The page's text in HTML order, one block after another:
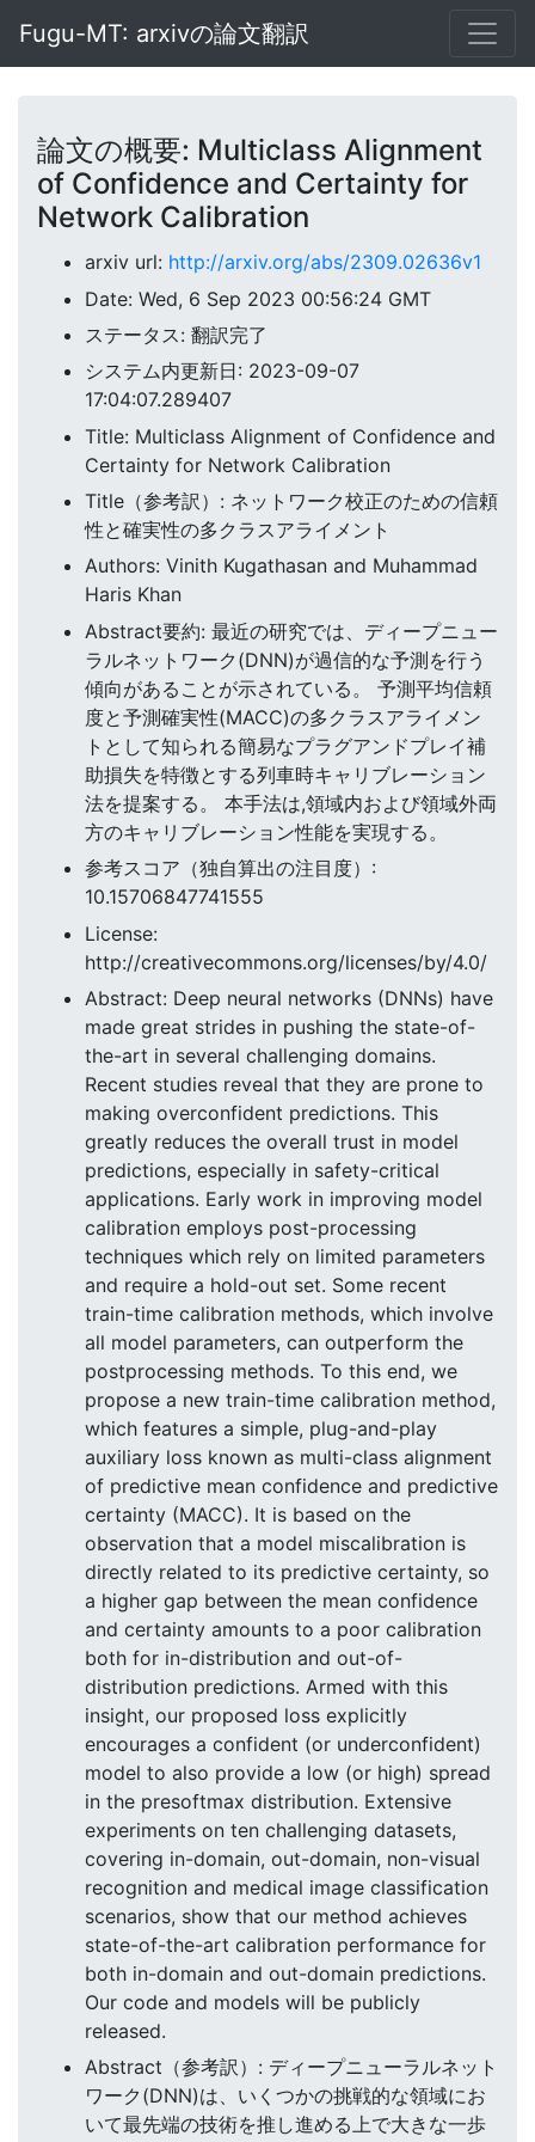
Fugu-MT: arxivの論文翻訳
論文の概要: Multiclass Alignment
of Confidence and Certainty for
Network Calibration
arxiv url: http://arxiv.org/abs/2309.02636v1
Date: Wed, 6 Sep 2023 00:56:24 GMT
ステータス: 翻訳完了
システム内更新日: 2023-09-07
17:04:07.289407
Title: Multiclass Alignment of Confidence and
Certainty for Network Calibration
Title（参考訳）: ネットワーク校正のための信頼
性と確実性の多クラスアライメント
Authors: Vinith Kugathasan and Muhammad
Haris Khan
Abstract要約: 最近の研究では、ディープニュー
ラルネットワーク(DNN)が過信的な予測を行う
傾向があることが示されている。 予測平均信頼
度と予測確実性(MACC)の多クラスアライメン
トとして知られる簡易なプラグアンドプレイ補
助損失を特徴とする列車時キャリブレーション
法を提案する。 本手法は,領域内および領域外両
方のキャリブレーション性能を実現する。
参考スコア（独自算出の注目度）:
10.15706847741555
License:
http://creativecommons.org/licenses/by/4.0/
Abstract: Deep neural networks (DNNs) have
made great strides in pushing the state-of-
the-art in several challenging domains.
Recent studies reveal that they are prone to
making overconfident predictions. This
greatly reduces the overall trust in model
predictions, especially in safety-critical
applications. Early work in improving model
calibration employs post-processing
techniques which rely on limited parameters
and require a hold-out set. Some recent
train-time calibration methods, which involve
all model parameters, can outperform the
postprocessing methods. To this end, we
propose a new train-time calibration method,
which features a simple, plug-and-play
auxiliary loss known as multi-class alignment
of predictive mean confidence and predictive
certainty (MACC). It is based on the
observation that a model miscalibration is
directly related to its predictive certainty, so
a higher gap between the mean confidence
and certainty amounts to a poor calibration
both for in-distribution and out-of-
distribution predictions. Armed with this
insight, our proposed loss explicitly
encourages a confident (or underconfident)
model to also provide a low (or high) spread
in the presoftmax distribution. Extensive
experiments on ten challenging datasets,
covering in-domain, out-domain, non-visual
recognition and medical image classification
scenarios, show that our method achieves
state-of-the-art calibration performance for
both in-domain and out-domain predictions.
Our code and models will be publicly
released.
Abstract（参考訳）: ディープニューラルネット
ワーク(DNN)は、いくつかの挑戦的な領域にお
いて最先端の技術を推し進める上で大きな一歩